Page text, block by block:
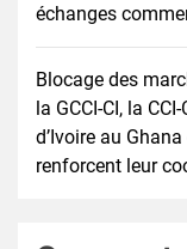
échanges
Blocage des
la GCCI-CI, la
d’Ivoire au
renforcent leur